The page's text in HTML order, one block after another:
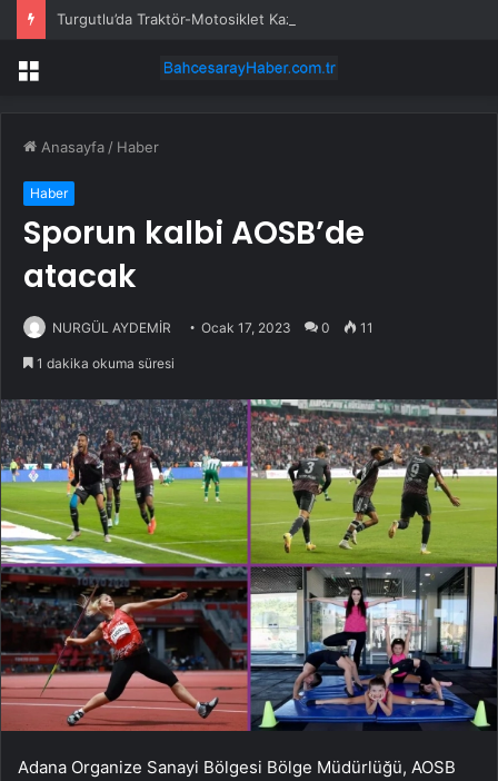
Turgutlu’da Traktör-Motosiklet Kazası
Menü
Anasayfa / Haber
Haber
Sporun kalbi AOSB’de
atacak
NURGÜL AYDEMİR Ocak 17, 2023 0 11
1 dakika okuma süresi
Adana Organize Sanayi Bölgesi Bölge Müdürlüğü, AOSB